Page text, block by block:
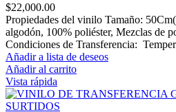
$22,000.00
Propiedades del vinilo Tamaño:
algodón, 100% poliéster, Mezclas de
Condiciones de Transferencia:
Añadir a lista de deseos
Añadir al carrito
Vista rápida